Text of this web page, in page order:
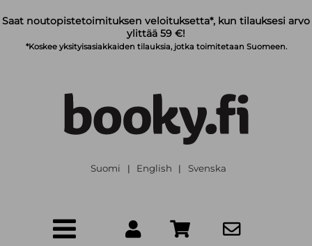
Saat noutopistetoimituksen veloituksetta*, kun tilauksesi arvo
ylittää 59 €!
*Koskee yksityisasiakkaiden tilauksia, jotka toimitetaan Suomeen.
Suomi | English | Svenska